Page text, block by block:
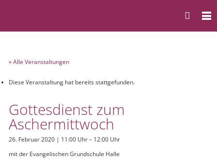
« Alle Veranstaltungen
Diese Veranstaltung hat bereits stattgefunden.
Gottesdienst zum
Aschermittwoch
26. Februar 2020 | 11:00 Uhr– 12:00 Uhr
mit der Evangelischen Grundschule Halle